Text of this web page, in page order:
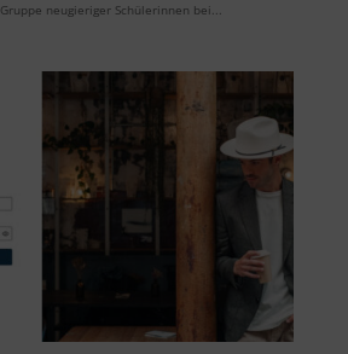
neugieriger Schülerinnen bei...